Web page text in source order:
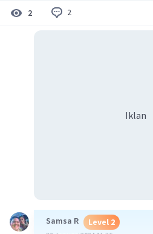
2 2
Iklan
Samsa R Level 2